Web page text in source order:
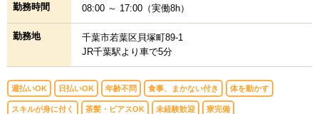
勤務時間 08:00 ～ 17:00（実働8h）
勤務地
千葉市若葉区貝塚町89-1
JR千葉駅より車で5分
週払いOK 日払いOK 年齢不問 食事、まかない付き 体を動かす
スキルが身に付く 茶髪・ピアスOK 未経験歓迎 寮完備